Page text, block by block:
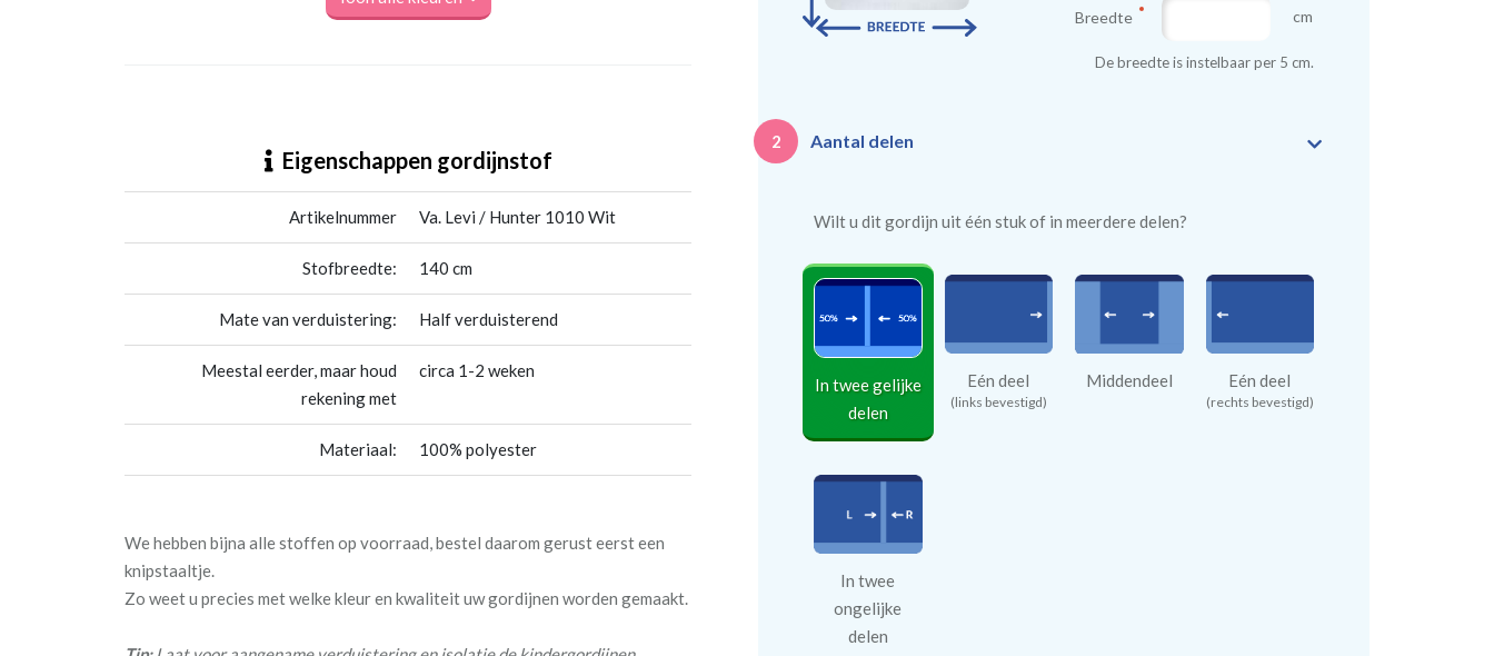
Eigenschappen gordijnstof
Artikelnummer Va. Levi / Hunter 1010 Wit
Stofbreedte: 140 cm
Mate van verduistering: Half verduisterend
Meestal eerder, maar houd
rekening met
circa 1-2 weken
Materiaal: 100% polyester
We hebben bijna alle stoffen op voorraad, bestel daarom gerust eerst een
knipstaaltje.
Zo weet u precies met welke kleur en kwaliteit uw gordijnen worden gemaakt.
Breedte cm
De breedte is instelbaar per 5 cm.
2 Aantal delen
Wilt u dit gordijn uit één stuk of in meerdere delen?
In twee gelijke
delen
Eén deel
(links bevestigd)
Middendeel Eén deel
(rechts bevestigd)
In twee
ongelijke
delen